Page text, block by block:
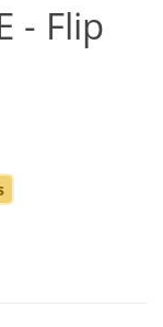
- Flip